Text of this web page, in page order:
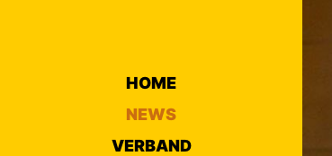
HOME
NEWS
VERBAND